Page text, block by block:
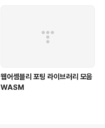
웹어셈블리 포팅 라이브러리 모음
WASM